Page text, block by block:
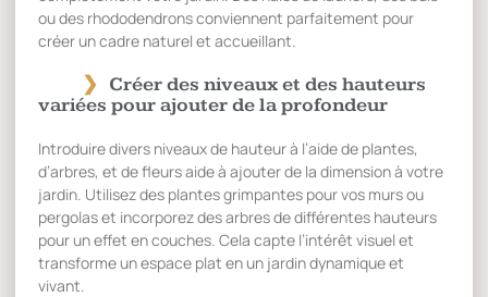
ou des rhododendrons conviennent parfaitement pour
créer un cadre naturel et accueillant.
Créer des niveaux et des hauteurs
variées pour ajouter de la profondeur
Introduire divers niveaux de hauteur à l’aide de plantes,
d’arbres, et de fleurs aide à ajouter de la dimension à votre
jardin. Utilisez des plantes grimpantes pour vos murs ou
pergolas et incorporez des arbres de différentes hauteurs
pour un effet en couches. Cela capte l’intérêt visuel et
transforme un espace plat en un jardin dynamique et
vivant.